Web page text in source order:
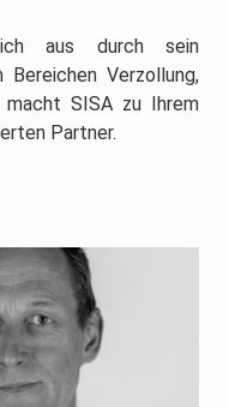
aus durch sein
Verzollung,
SISA zu Ihrem
Partner.